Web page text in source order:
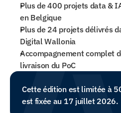
Plus de 400 projets data &
en Belgique
Plus de 24 projets délivrés
Digital Wallonia
Accompagnement complet
livraison du PoC
Cette édition est limitée à
est fixée au 17 juillet 2026.